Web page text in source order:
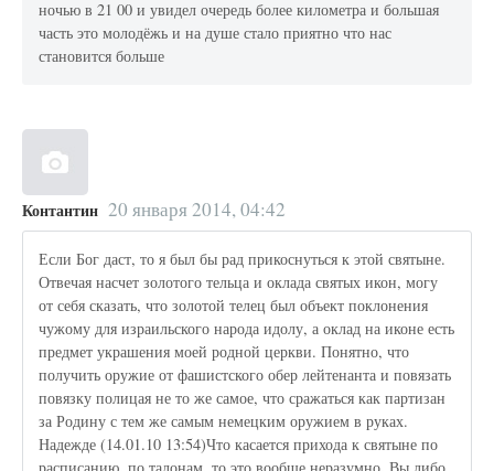
ночью в 21 00 и увидел очередь более километра и большая
часть это молодёжь и на душе стало приятно что нас
становится больше
Контантин 20 января 2014, 04:42
Если Бог даст, то я был бы рад прикоснуться к этой святыне.
Отвечая насчет золотого тельца и оклада святых икон, могу
от себя сказать, что золотой телец был объект поклонения
чужому для израильского народа идолу, а оклад на иконе есть
предмет украшения моей родной церкви. Понятно, что
получить оружие от фашистского обер лейтенанта и повязать
повязку полицая не то же самое, что сражаться как партизан
за Родину с тем же самым немецким оружием в руках.
Надежде (14.01.10 13:54)Что касается прихода к святыне по